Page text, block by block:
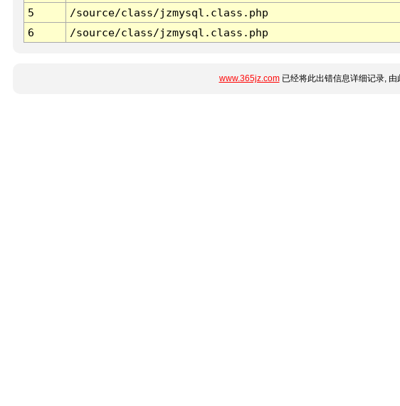
5
/source/class/jzmysql.class.php
6
/source/class/jzmysql.class.php
www.365jz.com已经将此出错信息详细记录, 由